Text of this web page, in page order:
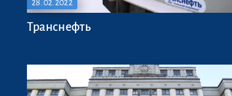
28.02.2022
Транснефть